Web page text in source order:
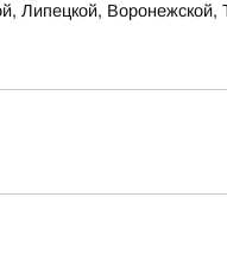
Липецкой, Воронежской,